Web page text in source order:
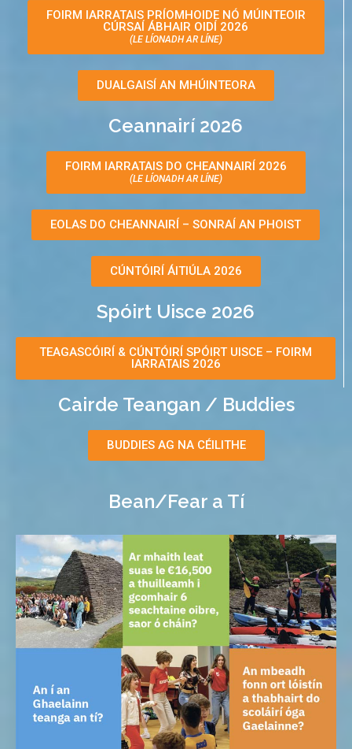
Lóistín ar Champas (Lóistín sa
Turasanna Scoile
Cúrsaí d’Ábhair Oidí
Fostaíocht
Suíomh an Choláiste
Liosta na gCúrsaí
Maidir Linne
Maidir Linne
Dein teagmháil linn
FOIRM IARRATAIS PRÍOMHOIDE NÓ MÚINTEOIR
CÚRSAÍ ÁBHAIR OIDÍ 2026
(LE LÍONADH AR LÍNE)
DUALGAISÍ AN MHÚINTEORA
Ceannairí 2026
FOIRM IARRATAIS DO CHEANNAIRÍ 2026
(LE LÍONADH AR LÍNE)
EOLAS DO CHEANNAIRÍ – SONRAÍ AN PHOIST
CÚNTÓIRÍ ÁITIÚLA 2026
Spóirt Uisce 2026
TEAGASCÓIRÍ & CÚNTÓIRÍ SPÓIRT UISCE – FOIRM
IARRATAIS 2026
Cairde Teangan / Buddies
BUDDIES AG NA CÉILITHE
Bean/Fear a Tí